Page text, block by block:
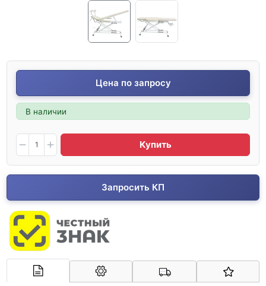
Цена по запросу
В наличии
Купить
Запросить КП
Арконт-Мед